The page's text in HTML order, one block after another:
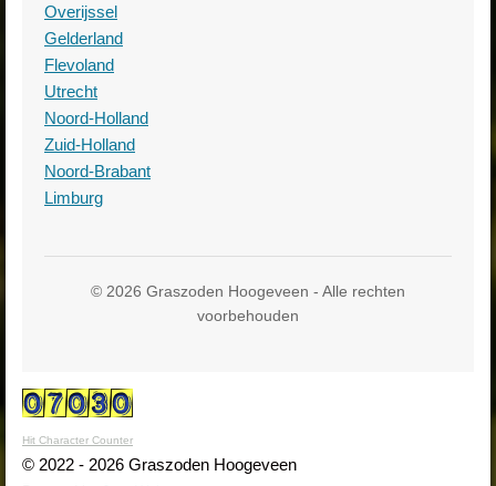
Overijssel
Gelderland
Flevoland
Utrecht
Noord-Holland
Zuid-Holland
Noord-Brabant
Limburg
© 2026 Graszoden Hoogeveen - Alle rechten
voorbehouden
Hit Character Counter
© 2022 - 2026 Graszoden Hoogeveen